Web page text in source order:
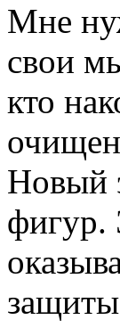
Мне
свои
кто
Новый
фигур.